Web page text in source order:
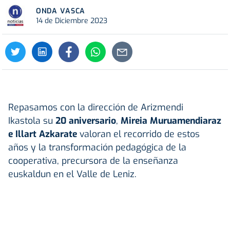
ONDA VASCA
14 de Diciembre 2023
Repasamos con la dirección de Arizmendi
Ikastola su 20 aniversario, Mireia Muruamendiaraz
e Illart Azkarate valoran el recorrido de estos
años y la transformación pedagógica de la
cooperativa, precursora de la enseñanza
euskaldun en el Valle de Leniz.